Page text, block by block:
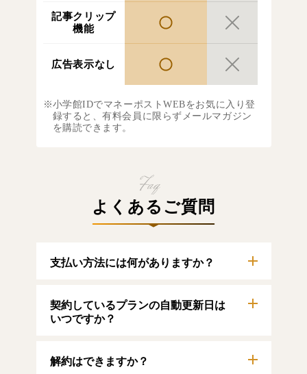
記事クリップ
機能
広告表示なし
小学館IDでマネーポストWEBをお気に入り登
録すると、有料会員に限らずメールマガジン
を購読できます。
よくあるご質問
支払い方法には何がありますか？
す。
【クレジットカード】
契約しているプランの自動更新日は
いつですか？
ンのご利用期間は、マイページにてご確認い
解約はできますか？